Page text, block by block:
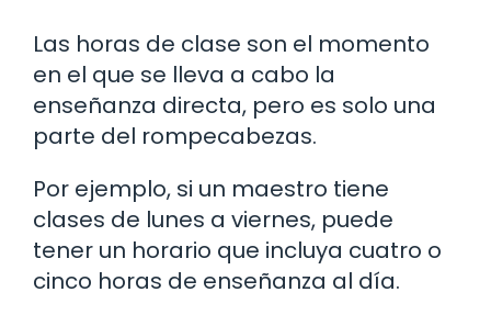
Las horas de clase son el momento
en el que se lleva a cabo la
enseñanza directa, pero es solo una
parte del rompecabezas.
Por ejemplo, si un maestro tiene
clases de lunes a viernes, puede
tener un horario que incluya cuatro o
cinco horas de enseñanza al día.